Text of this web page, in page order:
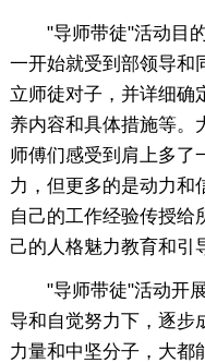
"导师带徒"活动目的
一开始就受到部领导和
立师徒对子，并详细确
养内容和具体措施等。
师傅们感受到肩上多了
力，但更多的是动力和
自己的工作经验传授给
己的人格魅力教育和引
"导师带徒"活动开展
导和自觉努力下，逐步
力量和中坚分子，大都